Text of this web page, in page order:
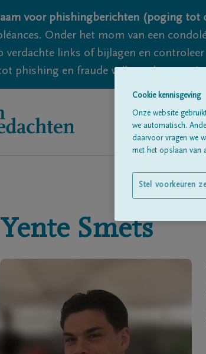
voor phishingberichten (poging tot
Onder het mom van een
verdachte links of bijlagen en
phishing en fraude vallen echter
Yente Smets
Cookie kennisgeving
Onze website
we automatisch.
daarvoor vragen we
met het opslaan van
Stel voorkeuren